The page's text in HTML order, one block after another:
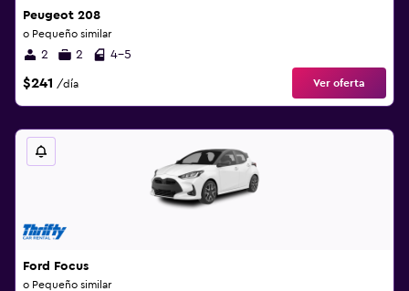
Peugeot 208
o Pequeño similar
2 2 4-5
$241 /día Ver oferta
Ford Focus
o Pequeño similar